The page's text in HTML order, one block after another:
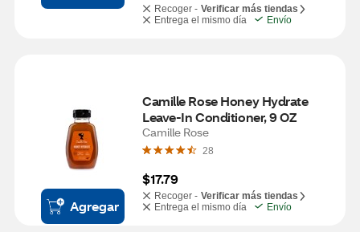
Recoger - Verificar más tiendas
Entrega el mismo día
Envío
Agregar
Camille Rose Honey Hydrate
Leave-In Conditioner, 9 OZ
Camille Rose
28
$17.79
Recoger - Verificar más tiendas
Entrega el mismo día
Envío